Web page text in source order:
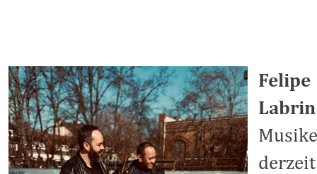
Labrin